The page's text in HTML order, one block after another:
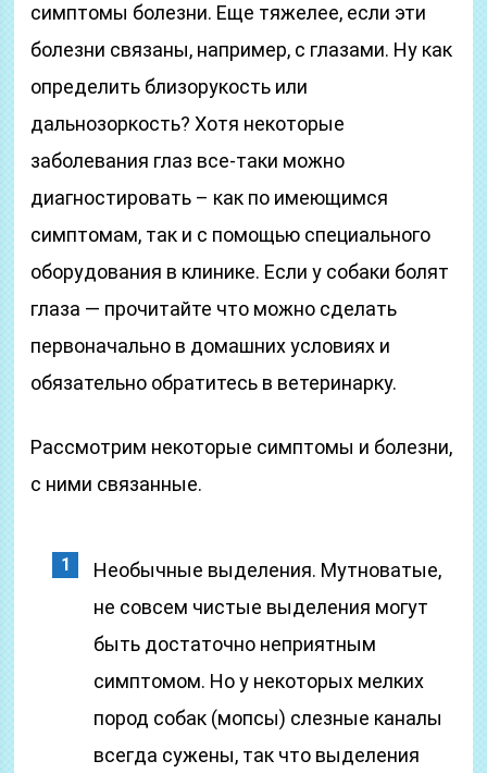
симптомы болезни. Еще тяжелее, если эти
болезни связаны, например, с глазами. Ну как
определить близорукость или
дальнозоркость? Хотя некоторые
заболевания глаз все-таки можно
диагностировать – как по имеющимся
симптомам, так и с помощью специального
оборудования в клинике. Если у собаки болят
глаза — прочитайте что можно сделать
первоначально в домашних условиях и
обязательно обратитесь в ветеринарку.
Рассмотрим некоторые симптомы и болезни,
с ними связанные.
Необычные выделения. Мутноватые,
не совсем чистые выделения могут
быть достаточно неприятным
симптомом. Но у некоторых мелких
пород собак (мопсы) слезные каналы
всегда сужены, так что выделения